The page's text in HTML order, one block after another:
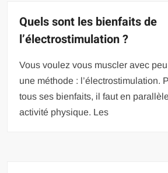
Quels sont les bienfaits de
l’électrostimulation ?
Vous voulez vous muscler avec
une méthode : l’électrostimulation.
tous ses bienfaits, il faut en
activité physique. Les